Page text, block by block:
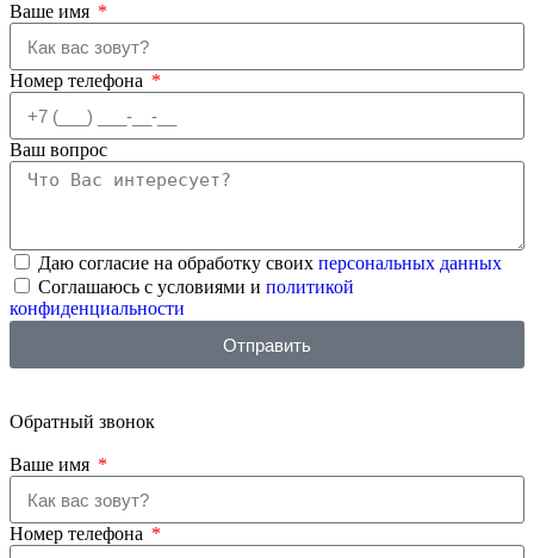
Ваше имя
Номер телефона
Ваш вопрос
Даю согласие на обработку своих персональных данных
Соглашаюсь с условиями и политикой
конфиденциальности
Отправить
Обратный звонок
Ваше имя
Номер телефона